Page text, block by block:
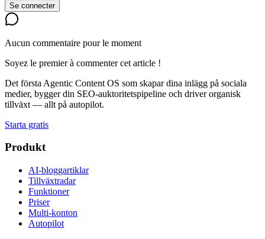
Se connecter
Aucun commentaire pour le moment
Soyez le premier à commenter cet article !
Det första Agentic Content OS som skapar dina inlägg på sociala
medier, bygger din SEO-auktoritetspipeline och driver organisk
tillväxt — allt på autopilot.
Starta gratis
Produkt
AI-bloggartiklar
Tillväxtradar
Funktioner
Priser
Multi-konton
Autopilot